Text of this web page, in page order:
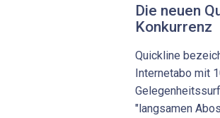
Die neuen
Konkurrenz
Quickline
Internetabo mit
"langsamen